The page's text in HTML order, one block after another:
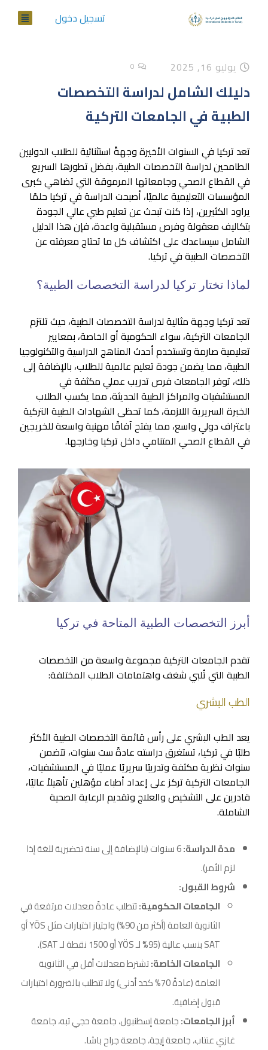
تسجيل دخول
يوليو 16, 2025 0
دليلك الشامل لدراسة التخصصات
الطبية في الجامعات التركية
تعد تركيا في السنوات الأخيرة وجهةً استثنائية للطلاب الدوليين
الطامحين لدراسة التخصصات الطبية، بفضل تطورها السريع
في القطاع الصحي وجامعاتها المرموقة التي تضاهي كبرى
المؤسسات التعليمية عالميًا، أصبحت الدراسة في تركيا حلمًا
يراود الكثيرين، إذا كنت تبحث عن تعليم طبي عالي الجودة
بتكاليف معقولة وفرص مستقبلية واعدة، فإن هذا الدليل
الشامل سيساعدك على اكتشاف كل ما تحتاج معرفته عن
التخصصات الطبية في تركيا.
لماذا تختار تركيا لدراسة التخصصات الطبية؟
تعد تركيا وجهة مثالية لدراسة التخصصات الطبية، حيث تلتزم
الجامعات التركية، سواء الحكومية أو الخاصة، بمعايير
تعليمية صارمة وتستخدم أحدث المناهج الدراسية والتكنولوجيا
الطبية، مما يضمن جودة تعليم عالمية للطلاب، بالإضافة إلى
ذلك، توفر الجامعات فرص تدريب عملي مكثفة في
المستشفيات والمراكز الطبية الحديثة، مما يكسب الطلاب
الخبرة السريرية اللازمة، كما تحظى الشهادات الطبية التركية
باعتراف دولي واسع، مما يفتح آفاقًا مهنية واسعة للخريجين
في القطاع الصحي المتنامي داخل تركيا وخارجها.
أبرز التخصصات الطبية المتاحة في تركيا
تقدم الجامعات التركية مجموعة واسعة من التخصصات
الطبية التي تُلبي شغف واهتمامات الطلاب المختلفة:
الطب البشري
يعد الطب البشري على رأس قائمة التخصصات الطبية الأكثر
طلبًا في تركيا، تستغرق دراسته عادةً ست سنوات، تتضمن
سنوات نظرية مكثفة وتدريبًا سريريًا عمليًا في المستشفيات،
الجامعات التركية تركز على إعداد أطباء مؤهلين تأهيلاً عاليًا،
قادرين على التشخيص والعلاج وتقديم الرعاية الصحية
الشاملة.
مدة الدراسة: 6 سنوات (بالإضافة إلى سنة تحضيرية للغة إذا
لزم الأمر).
شروط القبول:
الجامعات الحكومية:تتطلب عادةً معدلات مرتفعة في
الثانوية العامة (أكثر من 90%) واجتياز اختبارات مثل YÖS أو
SAT بنسب عالية (95% لـ YÖS أو 1500 نقطة لـ SAT).
الجامعات الخاصة:تشترط معدلات أقل في الثانوية
العامة (عادةً 70% كحد أدنى) ولا تتطلب بالضرورة اختبارات
قبول إضافية.
أبرز الجامعات:جامعة إسطنبول،جامعة حجي تبه،جامعة
غازي عنتاب،جامعة إيجة،جامعة جراح باشا.